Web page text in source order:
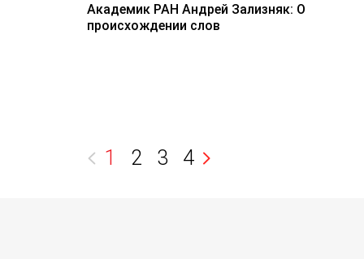
Академик РАН Андрей Зализняк: О
происхождении слов
1 2 3 4